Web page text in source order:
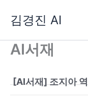
로
김경진 AI
AI서재
[AI서재] 조지아